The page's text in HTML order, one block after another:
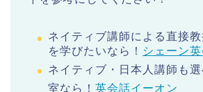
ネイティブ講師による直接
を学びたいなら！ シェーン
ネイティブ・日本人講師も
室なら！ 英会話イーオン